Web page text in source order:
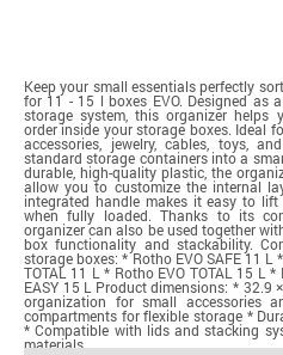
Keep your small essentials perfectly
for 11 - 15 l boxes EVO. Designed as
storage system, this organizer helps
order inside your storage boxes. Ideal
accessories, jewelry, cables, toys,
standard storage containers into a
durable, high-quality plastic, the
allow you to customize the internal
integrated handle makes it easy to
when fully loaded. Thanks to its
organizer can also be used together
box functionality and stackability.
storage boxes: * Rotho EVO SAFE 11 L
TOTAL 11 L * Rotho EVO TOTAL 15 L
EASY 15 L Product dimensions: * 32.9
organization for small accessories
compartments for flexible storage *
* Compatible with lids and stacking
materials